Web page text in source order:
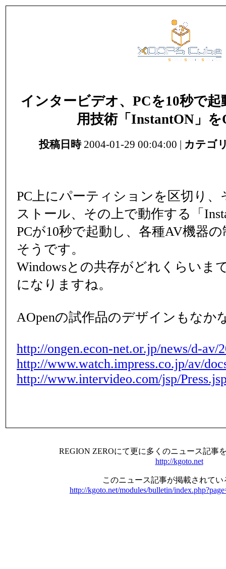
インタービデオ、PCを10秒で
用技術「InstantON」
投稿日時2004-01-29 00:04:00 | カテゴ
PC上にパーティションを区切り
ストール、その上で動作する「
PCが10秒で起動し、各種AV機器
そうです。
Windowsとの共存がどれくらいま
になりますね。
AOpenの試作品のデザインもなか
http://ongen.econ-net.or.jp/news/d-av/
http://www.watch.impress.co.jp/av/
http://www.intervideo.com/jsp/
REGION ZEROにて更に多くのニュース記事
http://kgoto.net
このニュース記事が掲載されてい
http://kgoto.net/modules/bulletin/